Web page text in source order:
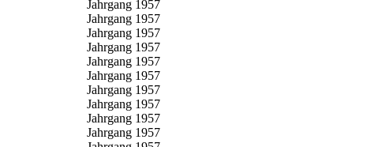
Jahrgang 1957
Jahrgang 1957
Jahrgang 1957
Jahrgang 1957
Jahrgang 1957
Jahrgang 1957
Jahrgang 1957
Jahrgang 1957
Jahrgang 1957
Jahrgang 1957